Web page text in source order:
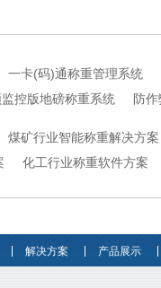
一卡(码)通称重管理系统
控版地磅称重系统 防
煤矿行业智能称重解决方案
化工行业称重软件方案
解决方案 产品展示